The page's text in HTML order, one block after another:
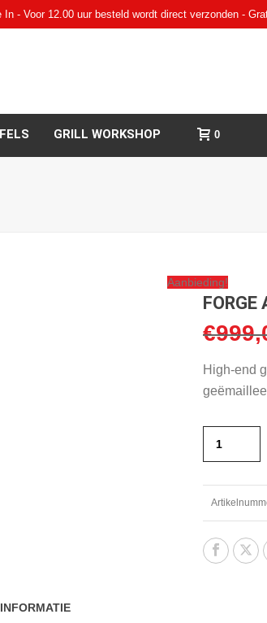
In - Voor 12.00 uur besteld wordt direct verzonden -
GRILL WORKSHOP 0
Aanbieding!
FORGE
€
High-end